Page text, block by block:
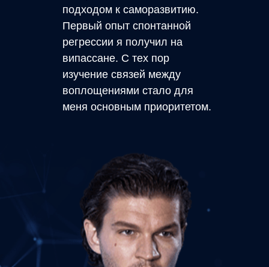
подходом к саморазвитию.
Первый опыт спонтанной
регрессии я получил на
випассане. С тех пор
изучение связей между
воплощениями стало для
меня основным приоритетом.